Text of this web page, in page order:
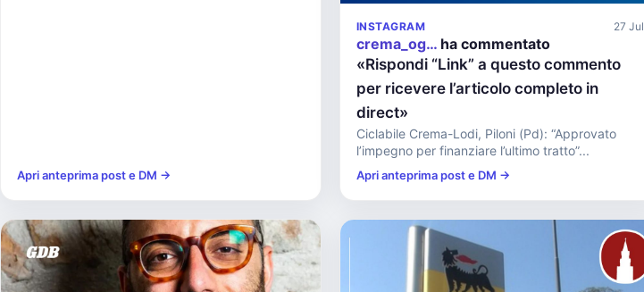
Apri anteprima post e DM →
INSTAGRAM 27 Jul
crema_og… ha commentato
«Rispondi “Link” a questo commento
per ricevere l’articolo completo in
direct»
Ciclabile Crema-Lodi, Piloni (Pd): “Approvato
l’impegno per finanziare l’ultimo tratto”...
Apri anteprima post e DM →